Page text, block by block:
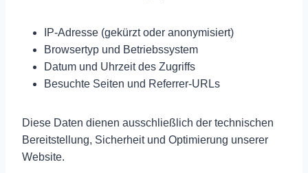
IP-Adresse (gekürzt oder anonymisiert)
Browsertyp und Betriebssystem
Datum und Uhrzeit des Zugriffs
Besuchte Seiten und Referrer-URLs
Diese Daten dienen ausschließlich der technischen
Bereitstellung, Sicherheit und Optimierung unserer
Website.